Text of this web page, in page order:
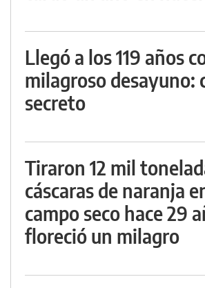
Llegó a los 119 años
milagroso desayuno:
secreto
Tiraron 12 mil
cáscaras de naranja
campo seco hace 29
floreció un milagro